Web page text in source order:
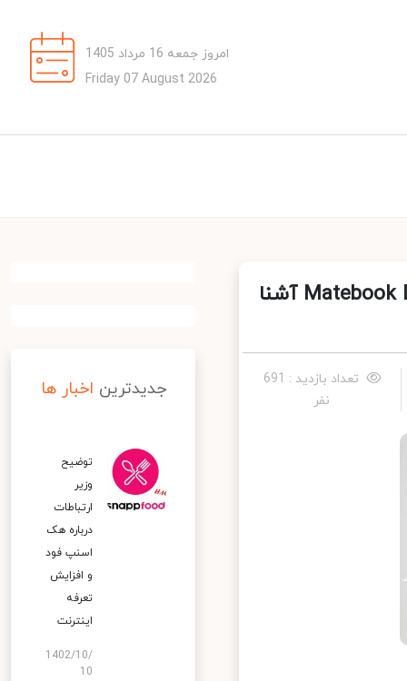
امروز جمعه 16 مرداد 1405
Friday 07 August 2026
با لپ‌تاپ‌های مدل 2021 هوآوی Matebook D 15 وMatebook D 14 آشنا
تعداد بازدید : 691
نفر
جدیدترین اخبار ها
توضیح
وزیر
ارتباطات
درباره هک
اسنپ‌ فود
و افزایش
تعرفه
اینترنت
1402/10/
10